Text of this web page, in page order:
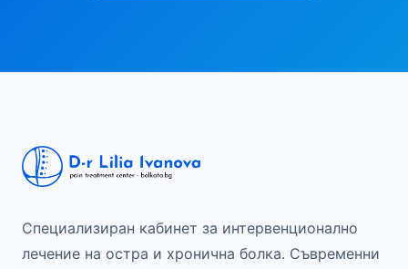
Специализиран кабинет за интервенционално
лечение на остра и хронична болка. Съвременни